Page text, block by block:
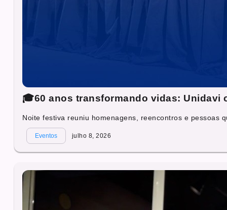
🎓60 anos transformando vidas: Unidavi
Noite festiva reuniu homenagens, reencontros e pessoas
Eventos julho 8, 2026